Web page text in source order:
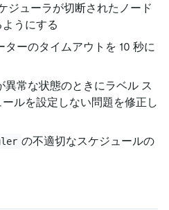
ジューラが切断されたノード
うにする
ーのタイムアウトを 10 秒に
異常な状態のときにラベル ス
ルを設定しない問題を修正し
の不適切なスケジュールの